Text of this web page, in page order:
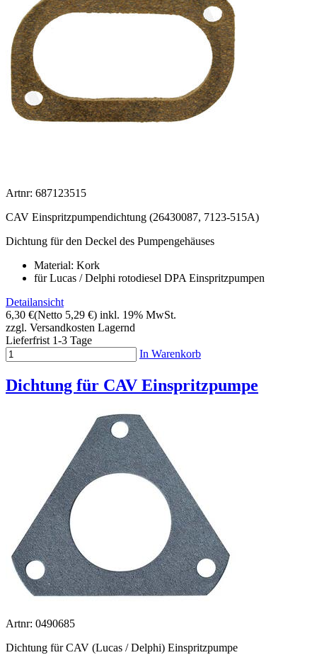
Artnr: 687123515
CAV Einspritzpumpendichtung (26430087, 7123-515A)
Dichtung für den Deckel des Pumpengehäuses
Material: Kork
für Lucas / Delphi rotodiesel DPA Einspritzpumpen
Detailansicht
6,30 €(Netto 5,29 €) inkl. 19% MwSt.
zzgl. Versandkosten Lagernd
Lieferfrist 1-3 Tage
In Warenkorb
Dichtung für CAV Einspritzpumpe
Artnr: 0490685
Dichtung für CAV (Lucas / Delphi) Einspritzpumpe